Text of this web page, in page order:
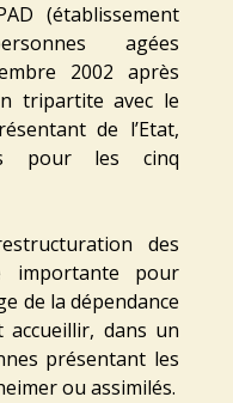
(établissement
agées
2002 après
tripartite avec le
de l’Etat,
pour les cinq
des
importante pour
de la dépendance
accueillir, dans un
présentant les
ou assimilés.